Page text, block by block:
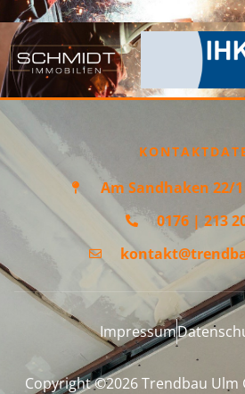
Am Sandhaken 22/
0176 | 213
Impressum
Copyright ©2026 Trendbau Ulm